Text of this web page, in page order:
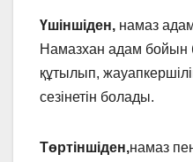
Үшіншіден, намаз
Намазхан адам бойын
құтылып,
сезінетін болады.
Төртіншіден,намаз